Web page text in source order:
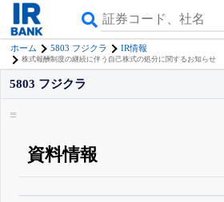
ホーム 5803 フジクラ IR情報
株式報酬制度の継続に伴う自己株式の処分に関するお知らせ
5803 フジクラ
資料情報